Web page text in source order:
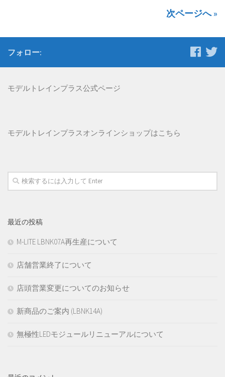
次ページへ »
フォロー:
モデルトレインプラス公式ページ
モデルトレインプラスオンラインショップはこちら
最近の投稿
M-LITE LBNK07A再生産について
店舗営業終了について
店頭営業変更についてのお知らせ
新商品のご案内 (LBNK14A)
無極性LEDモジュールリニューアルについて